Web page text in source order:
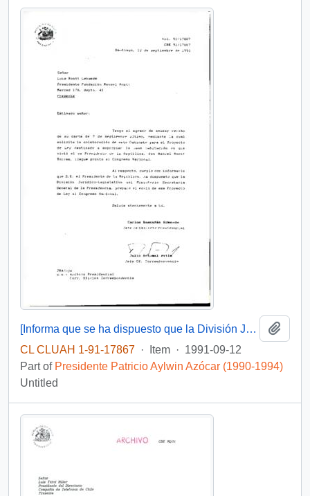
[Informa que se ha dispuesto que la División Juridico-Legislativa del Ministerio Secretaria General de la Presidencia, prepare el envío del Proyecto de Ley al Congreso Nacional]
CL CLUAH 1-91-17867 · Item · 1991-09-12
Part of Presidente Patricio Aylwin Azócar (1990-1994)
Untitled